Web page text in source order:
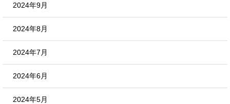
2024年9月
2024年8月
2024年7月
2024年6月
2024年5月